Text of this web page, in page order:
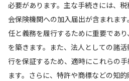
必要があります。主な手続きには、
会保険機関への加入届出が含まれま
任と義務を履行するために重要であ
を築きます。また、法人としての諸
行を保証するため、適時にこれらの
ます。さらに、特許や商標などの知